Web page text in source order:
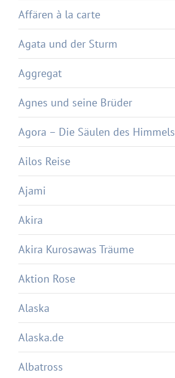
Affären à la carte
Agata und der Sturm
Aggregat
Agnes und seine Brüder
Agora – Die Säulen des Himmels
Ailos Reise
Ajami
Akira
Akira Kurosawas Träume
Aktion Rose
Alaska
Alaska.de
Albatross